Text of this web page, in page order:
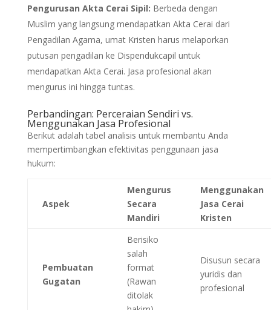
Pengurusan Akta Cerai Sipil: Berbeda dengan
Muslim yang langsung mendapatkan Akta Cerai dari
Pengadilan Agama, umat Kristen harus melaporkan
putusan pengadilan ke Dispendukcapil untuk
mendapatkan Akta Cerai. Jasa profesional akan
mengurus ini hingga tuntas.
Perbandingan: Perceraian Sendiri vs.
Menggunakan Jasa Profesional
Berikut adalah tabel analisis untuk membantu Anda
mempertimbangkan efektivitas penggunaan jasa
hukum:
Aspek
Mengurus
Secara
Mandiri
Menggunakan
Jasa Cerai
Kristen
Pembuatan
Gugatan
Berisiko
salah
format
(Rawan
ditolak
Disusun secara
yuridis dan
profesional